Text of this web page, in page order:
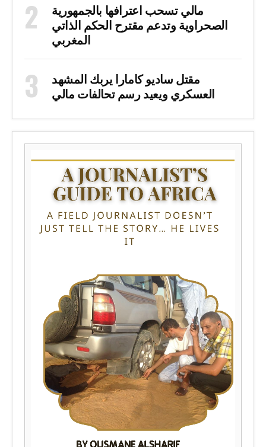
مالي تسحب اعترافها بالجمهورية
الصحراوية وتدعم مقترح الحكم الذاتي
المغربي
مقتل ساديو كامارا يربك المشهد
العسكري ويعيد رسم تحالفات مالي